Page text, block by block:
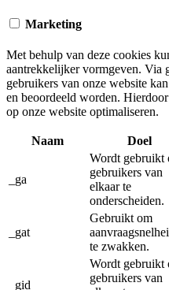
Marketing
Met behulp van deze cookies
aantrekkelijker vormgeven. Via
gebruikers van onze website
en beoordeeld worden.
op onze website optimaliseren.
Naam Doel
_ga
Wordt gebruikt
gebruikers van
elkaar te
onderscheiden.
_gat
Gebruikt om
te zwakken.
_gid
Wordt gebruikt
gebruikers van